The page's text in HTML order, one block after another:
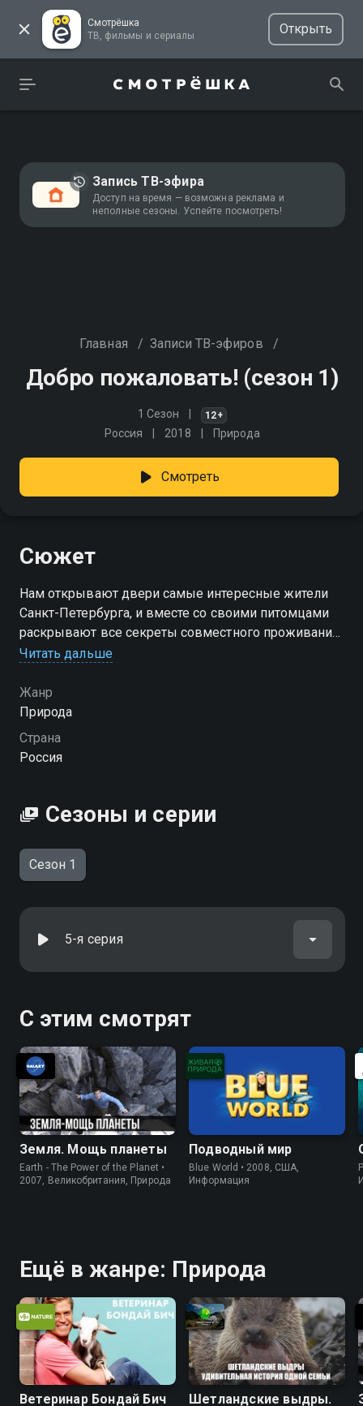
Смотрёшка
ТВ, фильмы и сериалы
Открыть
Запись ТВ-эфира
Доступ на время — возможна реклама и
неполные сезоны. Успейте посмотреть!
Главная / Записи ТВ-эфиров /
Добро пожаловать! (сезон 1)
1 Сезон 12+
Россия 2018 Природа
Смотреть
Сюжет
Нам открывают двери самые интересные жители
Санкт-Петербурга, и вместе со своими питомцами
раскрывают все секреты совместного проживания
пожаловать! вы можете совершенно бесплатно в
хорошем HD качестве на Смотрёшке
Читать дальше
Жанр
Природа
Страна
Россия
Сезоны и серии
Сезон 1
5-я серия
С этим смотрят
Земля. Мощь планеты
Earth - The Power of the Planet •
2007, Великобритания, Природа
Подводный мир
Blue World • 2008, США,
Информация
Ещё в жанре: Природа
Ветеринар Бондай Бич
Шетландские выдры.